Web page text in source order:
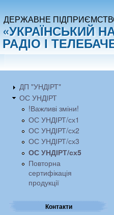
ДЕРЖАВНЕ
«УКРАЇНСЬКИЙ
РАДІО І
ДП "УНДІРТ"
ОС УНДІРТ
!Важливі зміни!
ОС УНДІРТ/сх1
ОС УНДІРТ/сх2
ОС УНДІРТ/сх3
ОС УНДІРТ/сх5
Повторна
сертифікація
продукції
Контакти